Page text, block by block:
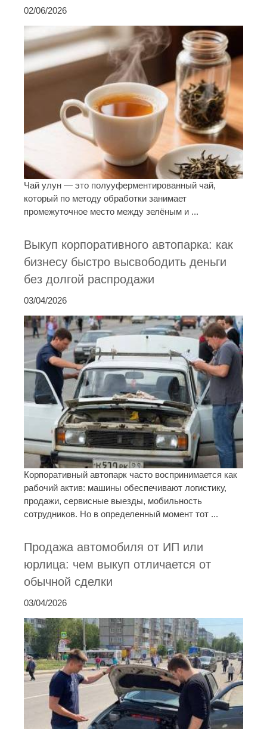
02/06/2026
Чай улун — это полууферментированный чай,
который по методу обработки занимает
промежуточное место между зелёным и ...
Выкуп корпоративного автопарка: как
бизнесу быстро высвободить деньги
без долгой распродажи
03/04/2026
Корпоративный автопарк часто воспринимается как
рабочий актив: машины обеспечивают логистику,
продажи, сервисные выезды, мобильность
сотрудников. Но в определенный момент тот ...
Продажа автомобиля от ИП или
юрлица: чем выкуп отличается от
обычной сделки
03/04/2026